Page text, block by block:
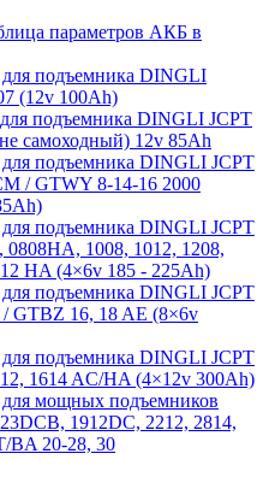
параметров АКБ в
для подъемника DINGLI
(12v 100Ah)
для подъемника DINGLI JCPT
самоходный) 12v 85Ah
для подъемника DINGLI JCPT
/ GTWY 8-14-16 2000
для подъемника DINGLI JCPT
0808HA, 1008, 1012, 1208,
HA (4×6v 185 - 225Ah)
для подъемника DINGLI JCPT
/ GTBZ 16, 18 AE (8×6v
для подъемника DINGLI JCPT
1614 AC/HA (4×12v 300Ah)
для мощных подъемников
1912DC, 2212, 2814,
BA 20-28, 30